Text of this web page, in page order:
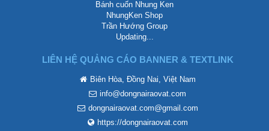
Bánh cuốn Nhung Ken
NhungKen Shop
Trần Hướng Group
Updating...
LIÊN HỆ QUẢNG CÁO BANNER & TEXTLINK
Biên Hòa, Đồng Nai, Việt Nam
info@dongnairaovat.com
dongnairaovat.com@gmail.com
https://dongnairaovat.com